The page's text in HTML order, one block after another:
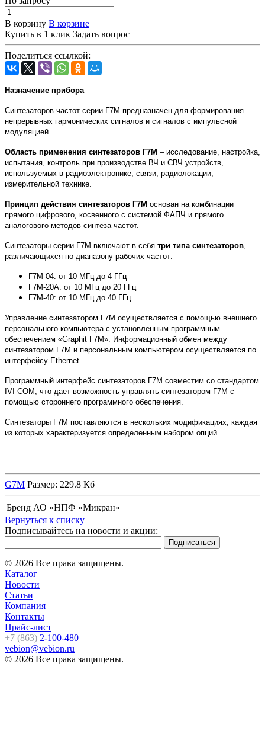
В корзину В корзине
Купить в 1 клик Задать вопрос
Поделиться ссылкой:
Назначение прибора
Cинтезаторов частот серии Г7М предназначен для формирования
непрерывных гармонических сигналов и сигналов с импульсной
модуляцией.
Область применения синтезаторов Г7М – исследование, настройка,
испытания, контроль при производстве ВЧ и СВЧ устройств,
используемых в радиоэлектронике, связи, радиолокации,
измерительной технике.
Принцип действия синтезаторов Г7М основан на комбинации
прямого цифрового, косвенного с системой ФАПЧ и прямого
аналогового методов синтеза частот.
Синтезаторы серии Г7М включают в себя три типа синтезаторов,
различающихся по диапазону рабочих частот:
Г7М-04: от 10 МГц до 4 ГГц
Г7М-20А: от 10 МГц до 20 ГГц
Г7М-40: от 10 МГц до 40 ГГц
Управление синтезатором Г7М осуществляется с помощью внешнего
персонального компьютера с установленным программным
обеспечением «Graphit Г7M». Информационный обмен между
синтезатором Г7М и персональным компьютером осуществляется по
интерфейсу Ethernet.
Программный интерфейс синтезаторов Г7М совместим со стандартом
IVI-COM, что дает возможность управлять синтезатором Г7М с
помощью стороннего программного обеспечения.
Синтезаторы Г7М поставляются в нескольких модификациях, каждая
из которых характеризуется определенным набором опций.
G7M Размер: 229.8 Кб
Бренд АО «НПФ «Микран»
Вернуться к списку
Подписывайтесь на новости и акции:
© 2026 Все права защищены.
Каталог
Новости
Статьи
Компания
Контакты
Прайс-лист
+7 (863) 2-100-480
vebion@vebion.ru
© 2026 Все права защищены.